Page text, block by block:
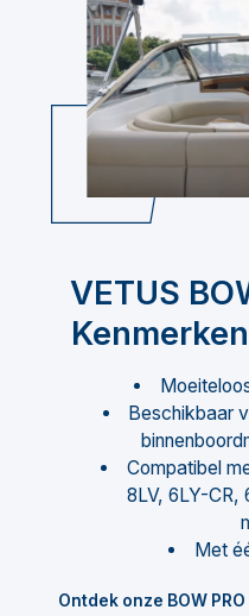
VETUS
Beschikbaar
Compatibel
8LV, 6LY-CR,
Met
Ontdek onze BOW